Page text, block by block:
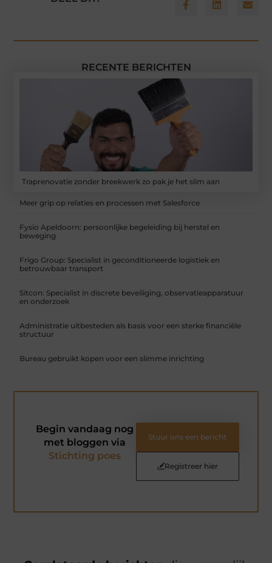
RECENTE BERICHTEN
Traprenovatie zonder breekwerk zo pak je het slim aan
Meer grip op relaties en processen met Salesforce
Fysio Apeldoorn: persoonlijke begeleiding bij herstel en
beweging
Frigo Group: Specialist in geconditioneerde logistiek en
betrouwbaar transport
Sitcon: Specialist in discrete beveiliging, observatieapparatuur
en onderzoek
Administratie uitbesteden als basis voor een sterke financiële
structuur
Bureau gebruikt kopen voor een slimme inrichting
Begin vandaag nog
met bloggen via
Stichting poes
Stuur ons een bericht
Registreer hier